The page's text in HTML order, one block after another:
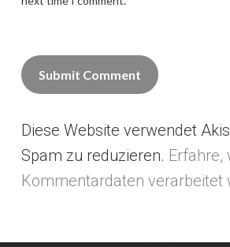
Alternative:
Diese Website verwendet
Spam zu reduzieren. Erfahre,
Kommentardaten verarbeitet